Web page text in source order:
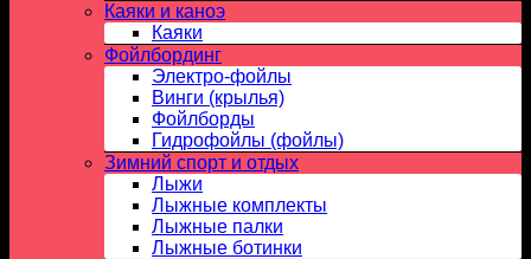
Каяки и каноэ
Каяки
Фойлбординг
Электро-фойлы
Винги (крылья)
Фойлборды
Гидрофойлы (фойлы)
Зимний спорт и отдых
Лыжи
Лыжные комплекты
Лыжные палки
Лыжные ботинки